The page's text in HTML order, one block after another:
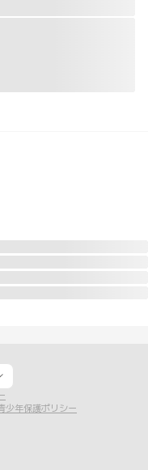
少年保護ポリシー